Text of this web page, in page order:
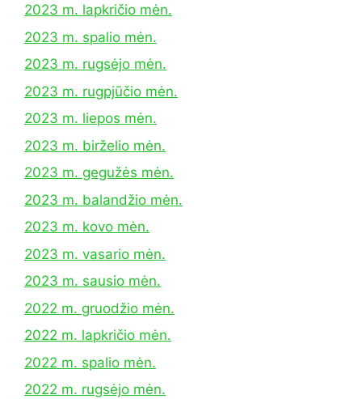
2023 m. lapkričio mėn.
2023 m. spalio mėn.
2023 m. rugsėjo mėn.
2023 m. rugpjūčio mėn.
2023 m. liepos mėn.
2023 m. birželio mėn.
2023 m. gegužės mėn.
2023 m. balandžio mėn.
2023 m. kovo mėn.
2023 m. vasario mėn.
2023 m. sausio mėn.
2022 m. gruodžio mėn.
2022 m. lapkričio mėn.
2022 m. spalio mėn.
2022 m. rugsėjo mėn.